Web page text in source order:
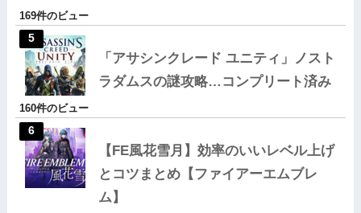
169件のビュー
「アサシンクレード ユニティ」ノスト
ラダムスの謎攻略…コンプリート済み
160件のビュー
【FE風花雪月】効率のいいレベル上げ
とコツまとめ【ファイアーエムブレ
ム】